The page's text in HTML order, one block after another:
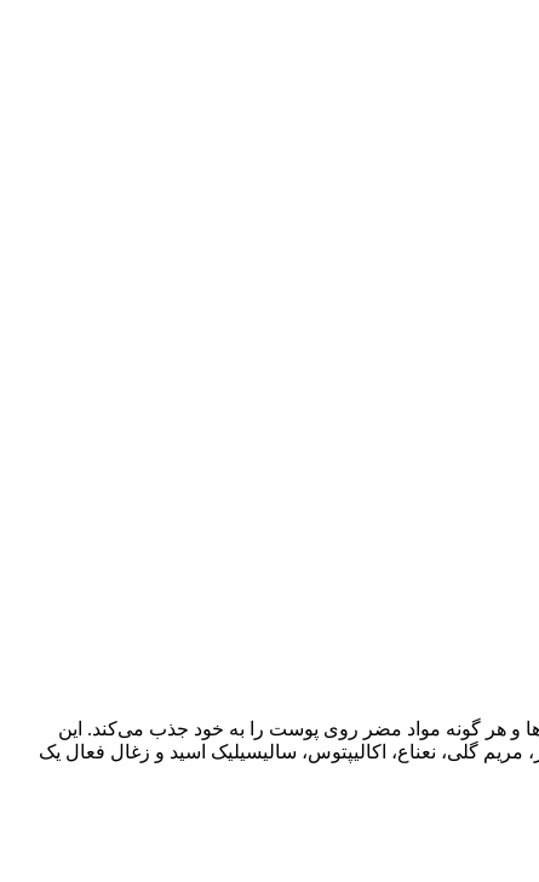
و هر گونه مواد مضر روی پوست را به خود جذب می‌کند. این
گلی، نعناع، اکالیپتوس، سالیسیلیک اسید و زغال فعال یک